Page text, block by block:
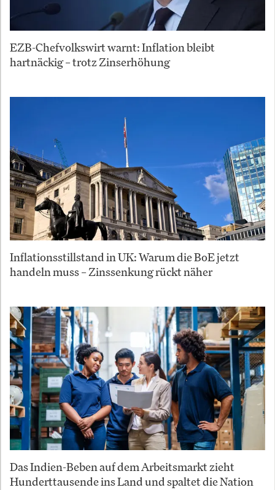
EZB-Chefvolkswirt warnt: Inflation bleibt
hartnäckig – trotz Zinserhöhung
Inflationsstillstand in UK: Warum die BoE jetzt
handeln muss – Zinssenkung rückt näher
Das Indien-Beben auf dem Arbeitsmarkt zieht
Hunderttausende ins Land und spaltet die Nation